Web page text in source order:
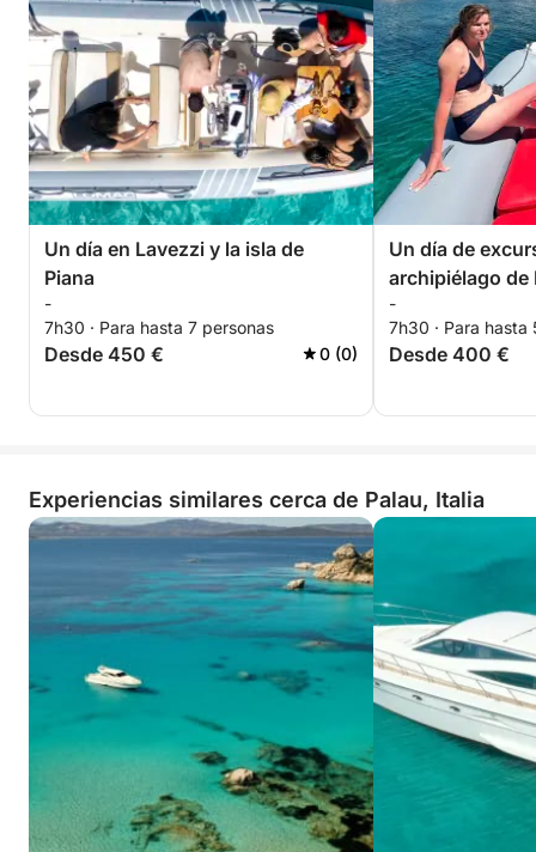
Un día en Lavezzi y la isla de
Piana
-
7h30 · Para hasta 7 personas
Desde 450 € 0 (0)
Un día de
archipiélago de
-
7h30 · Para hasta
Desde 400 €
Experiencias similares cerca de Palau, Italia